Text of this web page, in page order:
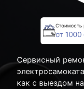
Стоимость
от 1000
Сервисный
как с выездом